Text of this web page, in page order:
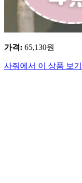
가격: 65,130원
사줘에서 이 상품 보기